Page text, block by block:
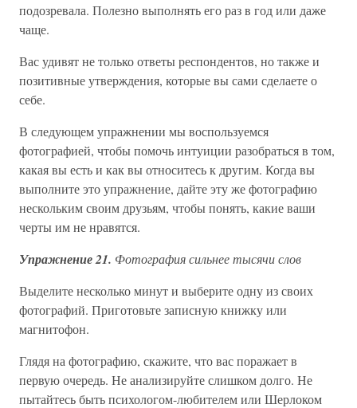
подозревала. Полезно выполнять его раз в год или даже
чаще.
Вас удивят не только ответы респондентов, но также и
позитивные утверждения, которые вы сами сделаете о
себе.
В следующем упражнении мы воспользуемся
фотографией, чтобы помочь интуиции разобраться в том,
какая вы есть и как вы относитесь к другим. Когда вы
выполните это упражнение, дайте эту же фотографию
нескольким своим друзьям, чтобы понять, какие ваши
черты им не нравятся.
Упражнение 21. Фотография сильнее тысячи слов
Выделите несколько минут и выберите одну из своих
фотографий. Приготовьте записную книжку или
магнитофон.
Глядя на фотографию, скажите, что вас поражает в
первую очередь. Не анализируйте слишком долго. Не
пытайтесь быть психологом-любителем или Шерлоком